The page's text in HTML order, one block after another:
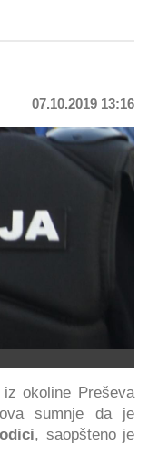
07.10.2019 13:16
iz okoline Preševa
sumnje da je
, saopšteno je